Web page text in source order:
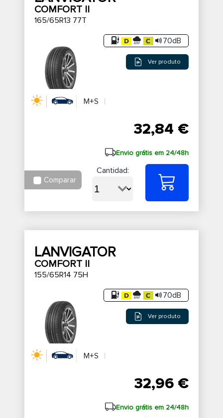
COMFORT II
165/65R13 77T
70dB
Ver produto
M+S
32,84 €
Envio grátis em 24/48h
Comparar
Cantidad:
LANVIGATOR
COMFORT II
155/65R14 75H
70dB
Ver produto
M+S
32,96 €
Envio grátis em 24/48h